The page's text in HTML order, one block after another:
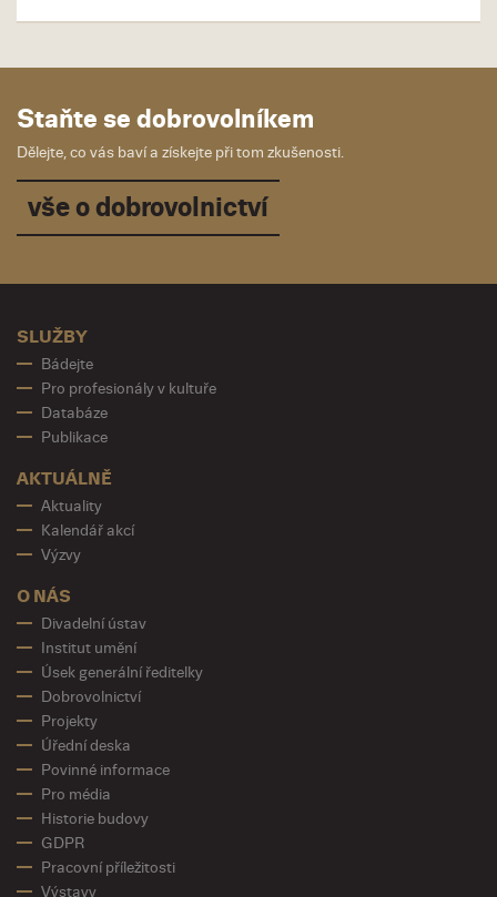
Staňte se dobrovolníkem
Dělejte, co vás baví a získejte při tom zkušenosti.
vše o dobrovolnictví
SLUŽBY
Bádejte
Pro profesionály v kultuře
Databáze
Publikace
AKTUÁLNĚ
Aktuality
Kalendář akcí
Výzvy
O NÁS
Divadelní ústav
Institut umění
Úsek generální ředitelky
Dobrovolnictví
Projekty
Úřední deska
Povinné informace
Pro média
Historie budovy
GDPR
Pracovní příležitosti
Výstavy